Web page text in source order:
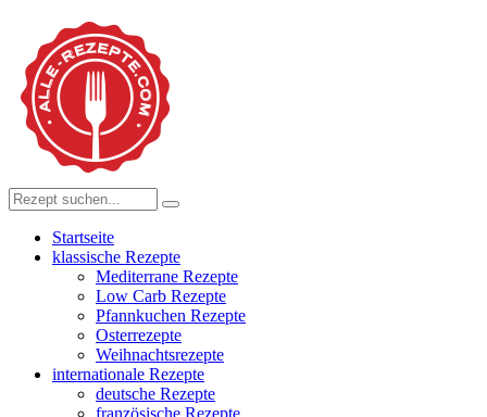
Startseite
klassische Rezepte
Mediterrane Rezepte
Low Carb Rezepte
Pfannkuchen Rezepte
Osterrezepte
Weihnachtsrezepte
internationale Rezepte
deutsche Rezepte
französische Rezepte